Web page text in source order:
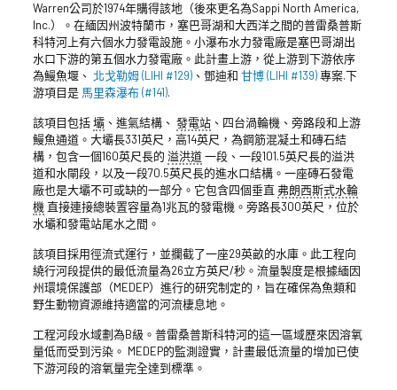
Warren公司於1974年購得該地（後來更名為Sappi North America,
Inc.）。在緬因州波特蘭市，塞巴哥湖和大西洋之間的普雷桑普斯
科特河上有六個水力發電設施。小瀑布水力發電廠是塞巴哥湖出
水口下游的第五個水力發電廠。此計畫上游，從上游到下游依序
為鰻魚堰、 北戈勒姆 (LIHI #129)、鄧迪和 甘博 (LIHI #139)專案.下
游項目是 馬里森瀑布 (#141).
該項目包括壩、進氣結構、 發電站、四台渦輪機、旁路段和上游
鰻魚通道。大壩長331英尺，高14英尺，為鋼筋混凝土和磚石結
構，包含一個160英尺長的 溢洪道一段、一段101.5英尺長的溢洪
道和水閘段，以及一段70.5英尺長的進水口結構。一座磚石發電
廠也是大壩不可或缺的一部分。它包含四個垂直 弗朗西斯式水輪
機直接連接總裝置容量為1兆瓦的發電機。旁路長300英尺，位於
水壩和發電站尾水之間。
該項目採用徑流式運行，並攔截了一座29英畝的水庫。此工程向
繞行河段提供的最低流量為26立方英尺/秒。流量製度是根據緬因
州環境保護部（MEDEP）進行的研究制定的，旨在確保為魚類和
野生動物資源維持適當的河流棲息地。
工程河段水域劃為B級。普雷桑普斯科特河的這一區域歷來因溶氧
量低而受到污染。 MEDEP的監測證實，計畫最低流量的增加已使
下游河段的溶氧量完全達到標準。